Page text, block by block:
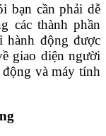
bạn cần phải dễ
các thành phần
hành động được
giao diện người
và máy tính